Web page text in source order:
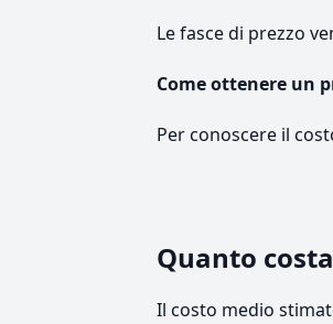
Le fasce di prezzo
Come ottenere un
Per conoscere il
Quanto
Il costo medio